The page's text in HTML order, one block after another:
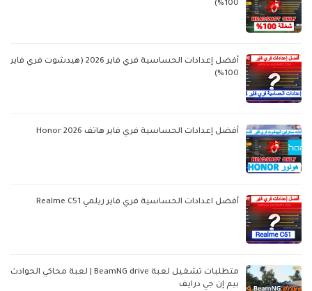
100%)
أفضل إعدادات الحساسية فري فاير 2026 (هيدشوت فري فاير
100%)
أفضل إعدادات الحساسية فري فاير هاتف Honor 2026
أفضل اعدادات الحساسية فري فاير ريلمي Realme C51
متطلبات تشغيل لعبة BeamNG drive | لعبة محاكي الحوادث
بيم إن جي درايف